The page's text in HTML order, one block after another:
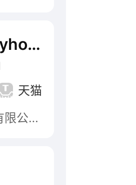
安利优生活Amwayhome
天猫
安利优生活Amwayhome，属于安利（中国）日用品有限公司，Amwayhome安利优生活，始于1959年，采用BIOQUESTFormula百优特洁净科技，安利全新整合家居护理用品升级品牌，美国大型直销企业。